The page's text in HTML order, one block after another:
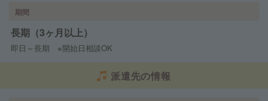
期間
長期（3ヶ月以上）
即日～長期 ※開始日相談OK
派遣先の情報